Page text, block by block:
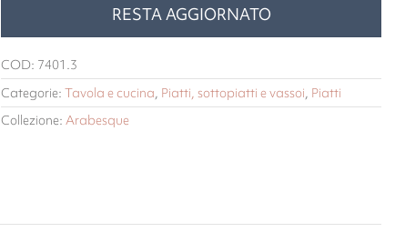
RESTA AGGIORNATO
COD: 7401.3
Categorie: Tavola e cucina, Piatti, sottopiatti e vassoi, Piatti
Collezione: Arabesque